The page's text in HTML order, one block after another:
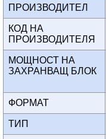
ПРОИЗВОДИТЕЛ
КОД НА
ПРОИЗВОДИТЕЛЯ
МОЩНОСТ НА
ЗАХРАНВАЩ БЛОК
ФОРМАТ
ТИП